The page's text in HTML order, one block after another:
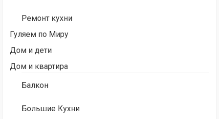
Ремонт кухни
Гуляем по Миру
Дом и дети
Дом и квартира
Балкон
Большие Кухни